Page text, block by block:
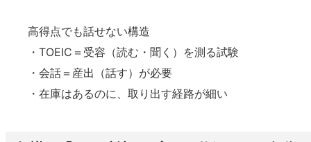
高得点でも話せない構造
・TOEIC＝受容（読む・聞く）を測る試験
・会話＝産出（話す）が必要
・在庫はあるのに、取り出す経路が細い